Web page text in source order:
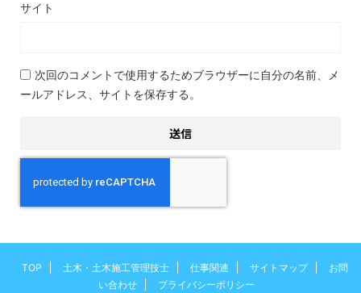
サイト
次回のコメントで使用するためブラウザーに自分の名前、メ
ールアドレス、サイトを保存する。
TOP 土木・土木施工管理技士 仕事関連 サイトマップ
お問
い合わせ
プライバシーポリシー